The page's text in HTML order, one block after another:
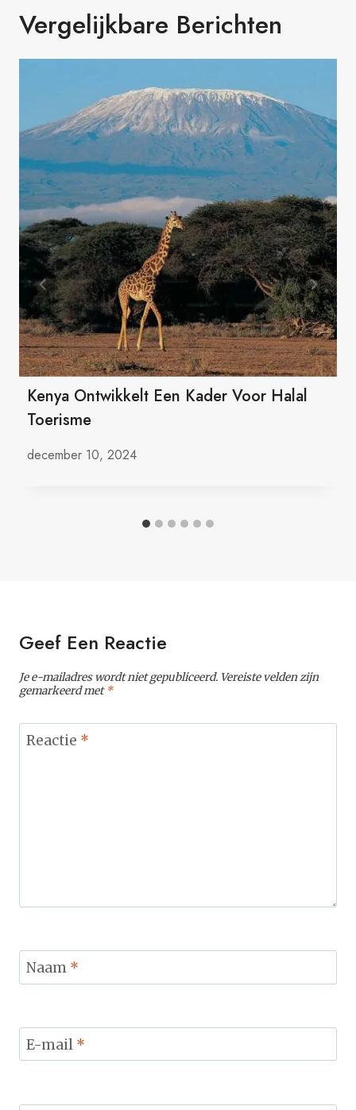
Vergelijkbare Berichten
Kenya Ontwikkelt Een Kader Voor Halal
Toerisme
december 10, 2024
Geef Een Reactie
Je e-mailadres wordt niet gepubliceerd. Vereiste velden zijn
gemarkeerd met*
Reactie *
Naam *
E-mail *